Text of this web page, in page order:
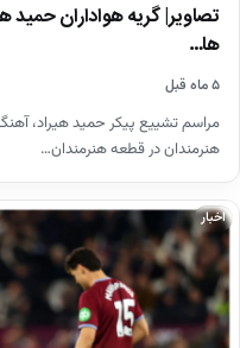
تصاویر| گریه هواداران
ها…
۵ ماه قبل
مراسم تشییع پیکر حمید هیراد،
هنرمندان در قطعه هنرمندان…
اخبار